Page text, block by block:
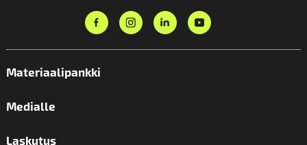
Materiaalipankki
Medialle
Laskutus